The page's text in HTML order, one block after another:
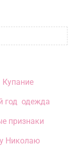
Купание
год одежда
признаки
Николаю